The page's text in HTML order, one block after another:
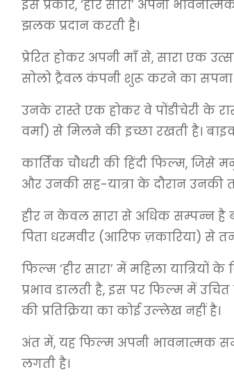
इस प्रकार, ‘हीर सारा’ अपनी
झलक प्रदान करती है।
प्रेरित होकर अपनी माँ से, सारा एक
सोलो ट्रैवल कंपनी शुरू करने का सपना
उनके रास्ते एक होकर वे पोंडीचेरी के
वर्मा) से मिलने की इच्छा रखती है।
कार्तिक चौधरी की हिंदी फिल्म,
और उनकी सह-यात्रा के दौरान
हीर न केवल सारा से अधिक सम्पन्न है
पिता धरमवीर (आरिफ ज़कारिया) से
फिल्म ‘हीर सारा’ में महिला
प्रभाव डालती है, इस पर फिल्म में
की प्रतिक्रिया का कोई उल्लेख नहीं है।
अंत में, यह फिल्म अपनी भावनात्मक
लगती है।